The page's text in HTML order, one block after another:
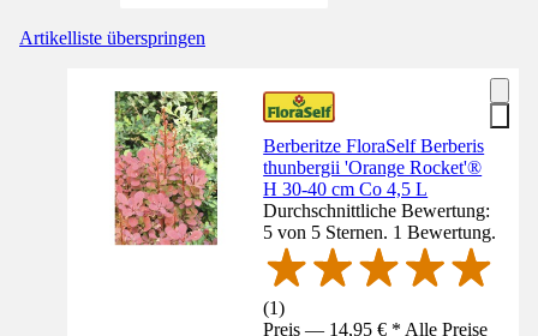
Artikelliste überspringen
Berberitze FloraSelf Berberis
thunbergii 'Orange Rocket'®
H 30-40 cm Co 4,5 L
Durchschnittliche Bewertung:
5 von 5 Sternen. 1 Bewertung.
(1)
Preis — 14,95 € * Alle Preise